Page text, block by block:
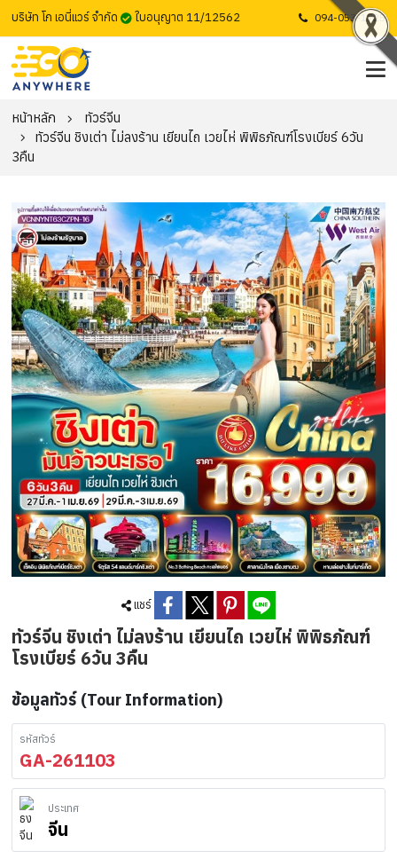
บริษัท โก เอนี่แวร์ จำกัด ใบอนุญาต 11/12562 094-053-1725
หน้าหลัก
ทัวร์จีน
ทัวร์จีน ชิงเต่า ไม่ลงร้าน เยียนไถ เวยไห่ พิพิธภัณฑ์โรงเบียร์ 6วัน
3คืน
แชร์
ทัวร์จีน ชิงเต่า ไม่ลงร้าน เยียนไถ เวยไห่ พิพิธภัณฑ์
โรงเบียร์ 6วัน 3คืน
ข้อมูลทัวร์ (Tour Information)
รหัสทัวร์
GA-261103
ประเทศ
จีน